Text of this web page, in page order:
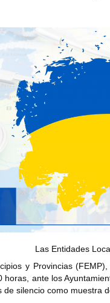
Las Entidades
y Provincias
ante los
silencio como muestra